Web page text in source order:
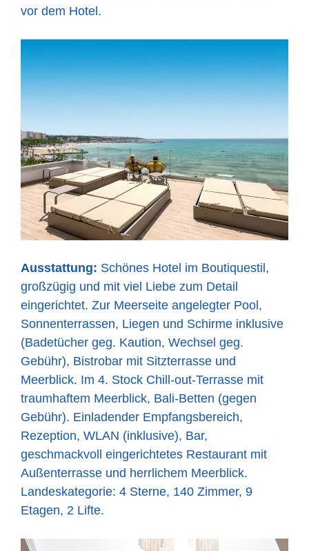
vor dem Hotel.
Ausstattung: Schönes Hotel im Boutiquestil,
großzügig und mit viel Liebe zum Detail
eingerichtet. Zur Meerseite angelegter Pool,
Sonnenterrassen, Liegen und Schirme inklusive
(Badetücher geg. Kaution, Wechsel geg.
Gebühr), Bistrobar mit Sitzterrasse und
Meerblick. Im 4. Stock Chill-out-Terrasse mit
traumhaftem Meerblick, Bali-Betten (gegen
Gebühr). Einladender Empfangsbereich,
Rezeption, WLAN (inklusive), Bar,
geschmackvoll eingerichtetes Restaurant mit
Außenterrasse und herrlichem Meerblick.
Landeskategorie: 4 Sterne, 140 Zimmer, 9
Etagen, 2 Lifte.